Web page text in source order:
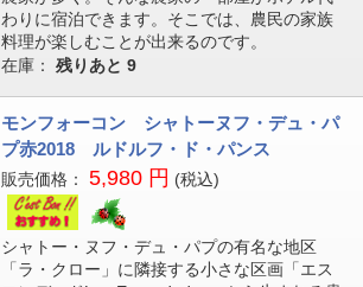
わりに宿泊できます。そこでは、農民の家族
料理が楽しむことが出来るのです。
在庫： 残りあと 9
モンフォーコン シャトーヌフ・デュ・パ
プ赤2018 ルドルフ・ド・パンス
販売価格： 5,980 円 (税込)
シャトー・ヌフ・デュ・パプの有名な地区
「ラ・クロー」に隣接する小さな区画「エス